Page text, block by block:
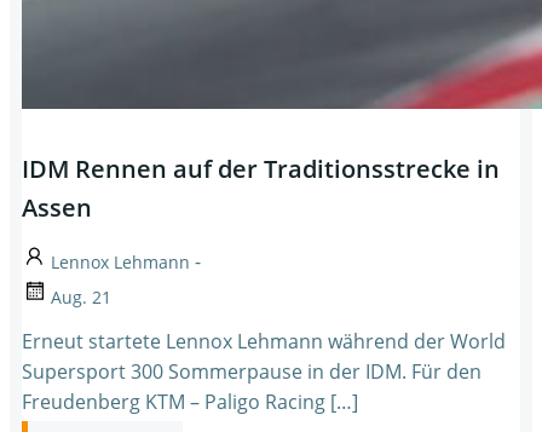
IDM Rennen auf der Traditionsstrecke in
Assen
Lennox Lehmann -
Aug. 21
Erneut startete Lennox Lehmann während der World
Supersport 300 Sommerpause in der IDM. Für den
Freudenberg KTM – Paligo Racing […]